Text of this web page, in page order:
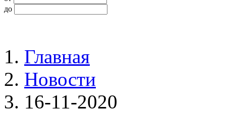
до
Главная
Новости
16-11-2020